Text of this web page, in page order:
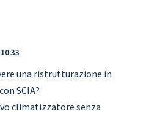
SCIA?
climatizzatore senza